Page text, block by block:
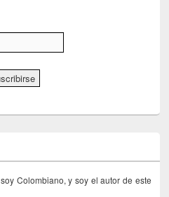
soy Colombiano, y soy el autor de este